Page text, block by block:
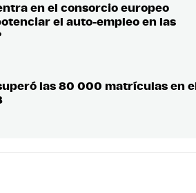
en el consorcio europeo
el auto-empleo en las
superó las 80 000 matrículas en